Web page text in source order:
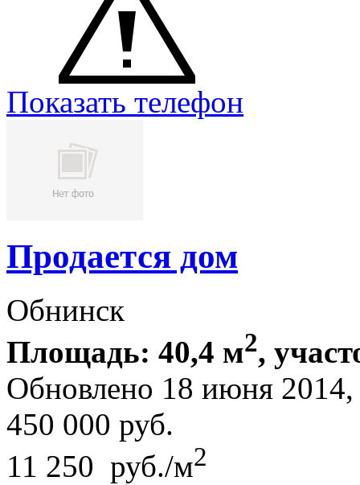
Показать телефон
Продается дом
Обнинск
Площадь: 40,4 м2,
Обновлено 18 июня
450 000 руб.
11 250 руб./м2